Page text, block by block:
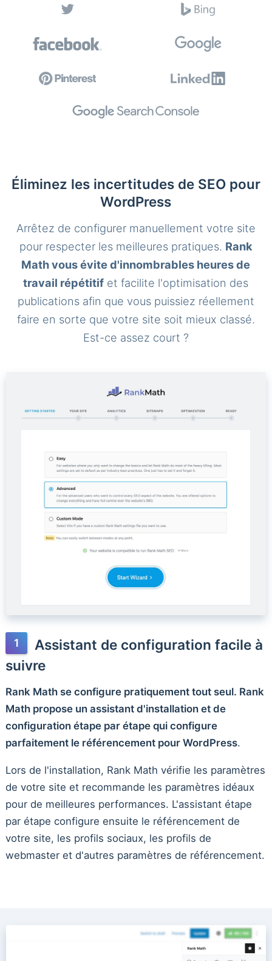
Éliminez les incertitudes de SEO pour
WordPress
Arrêtez de configurer manuellement votre site
pour respecter les meilleures pratiques. Rank
Math vous évite d'innombrables heures de
travail répétitif et facilite l'optimisation des
publications afin que vous puissiez réellement
faire en sorte que votre site soit mieux classé.
Est-ce assez court ?
Assistant de configuration facile à
suivre
Rank Math se configure pratiquement tout seul. Rank
Math propose un assistant d'installation et de
configuration étape par étape qui configure
parfaitement le référencement pour WordPress.
Lors de l'installation, Rank Math vérifie les paramètres
de votre site et recommande les paramètres idéaux
pour de meilleures performances. L'assistant étape
par étape configure ensuite le référencement de
votre site, les profils sociaux, les profils de
webmaster et d'autres paramètres de référencement.